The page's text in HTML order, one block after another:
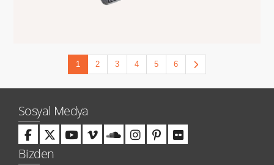
1 2 3 4 5 6
Sosyal Medya
Bizden